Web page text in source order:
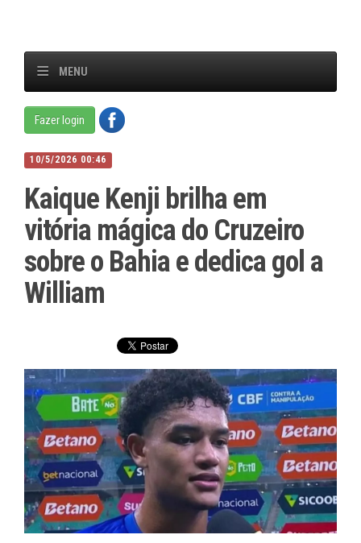
MENU
Fazer login
10/5/2026 00:46
Kaique Kenji brilha em
vitória mágica do Cruzeiro
sobre o Bahia e dedica gol a
William